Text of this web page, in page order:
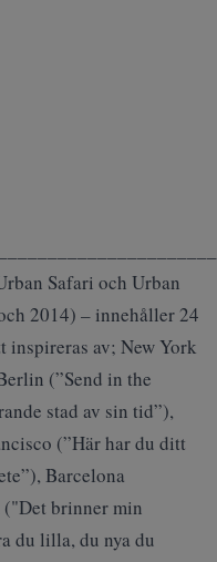
Safari och Urban
2014) – innehåller 24
inspireras av; New York
(”Send in the
stad av sin tid”),
(”Här har du ditt
Barcelona
("Det brinner min
du lilla, du nya du